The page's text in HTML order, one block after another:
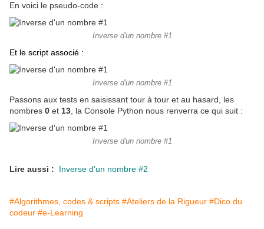
En voici le pseudo-code :
Inverse d'un nombre #1
Et le script associé :
Inverse d'un nombre #1
Passons aux tests en saisissant tour à tour et au hasard, les
nombres 0 et 13 , la Console Python nous renverra ce qui suit :
Inverse d'un nombre #1
Lire aussi : Inverse d'un nombre #2
#Algorithmes, codes & scripts #Ateliers de la Rigueur #Dico du
codeur #e-Learning